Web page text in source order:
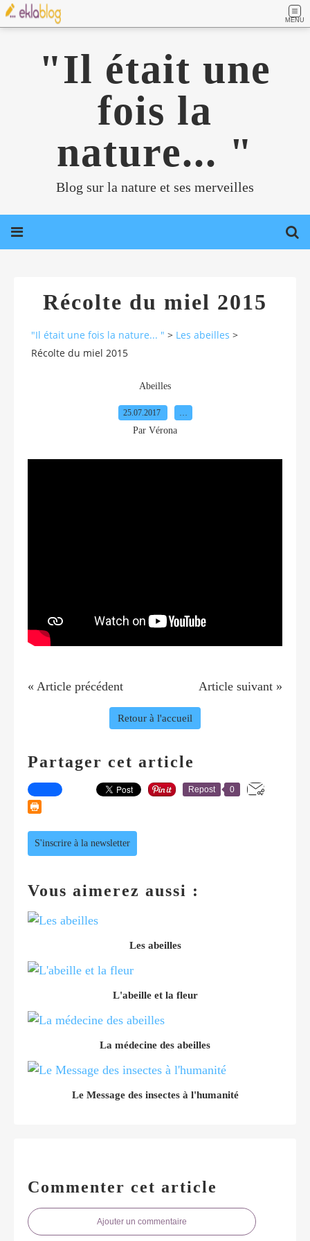
MENU
"Il était une
fois la
nature... "
Blog sur la nature et ses merveilles
Récolte du miel 2015
"Il était une fois la nature... " > Les abeilles >
Récolte du miel 2015
Abeilles
25.07.2017
Par Vérona
« Article précédent Article suivant »
Retour à l'accueil
Partager cet article
Repost 0
S'inscrire à la newsletter
Vous aimerez aussi :
Les abeilles
L'abeille et la fleur
La médecine des abeilles
Le Message des insectes à l'humanité
Commenter cet article
Ajouter un commentaire